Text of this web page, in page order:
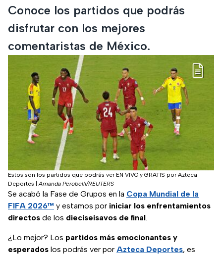
Conoce los partidos que podrás
disfrutar con los mejores
comentaristas de México.
Estos son los partidos que podrás ver EN VIVO y GRATIS por Azteca
Deportes |Amanda Perobelli/REUTERS
Se acabó la Fase de Grupos en la Copa Mundial de la
FIFA 2026™ y estamos por iniciar los enfrentamientos
directos de los dieciseisavos de final.
¿Lo mejor? Los partidos más emocionantes y
esperados los podrás ver por Azteca Deportes, es